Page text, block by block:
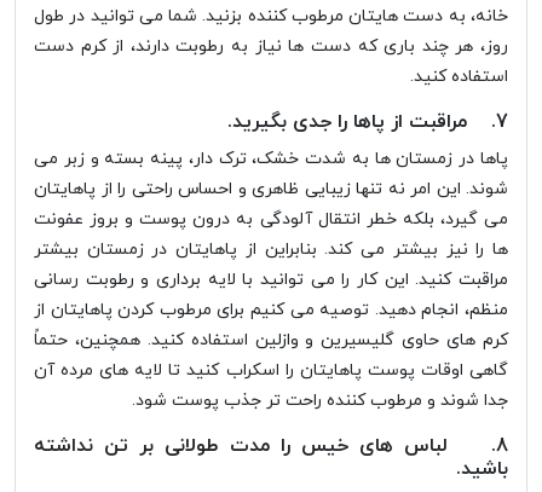
خانه، به دست هایتان مرطوب کننده بزنید. شما می توانید در طول
روز، هر چند باری که دست ها نیاز به رطوبت دارند، از کرم دست
استفاده کنید.
7. مراقبت از پاها را جدی بگیرید.
پاها در زمستان ها به شدت خشک، ترک دار، پینه بسته و زبر می
شوند. این امر نه تنها زیبایی ظاهری و احساس راحتی را از پاهایتان
می گیرد، بلکه خطر انتقال آلودگی به درون پوست و بروز عفونت
ها را نیز بیشتر می کند. بنابراین از پاهایتان در زمستان بیشتر
مراقبت کنید. این کار را می توانید با لایه برداری و رطوبت رسانی
منظم، انجام دهید. توصیه می کنیم برای مرطوب کردن پاهایتان از
کرم های حاوی گلیسیرین و وازلین استفاده کنید. همچنین، حتماً
گاهی اوقات پوست پاهایتان را اسکراب کنید تا لایه های مرده آن
جدا شوند و مرطوب کننده راحت تر جذب پوست شود.
8. لباس های خیس را مدت طولانی بر تن نداشته
باشید.